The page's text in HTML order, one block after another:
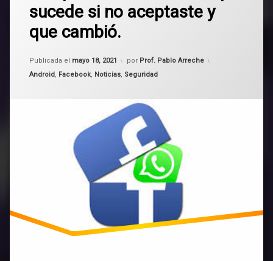
sucede si no aceptaste y
que cambió.
Publicada el mayo 18, 2021
Actualizado el mayo 18, 2021
por Prof. Pablo Arreche
Categorías:
Android, Facebook, Noticias, Seguridad
Telegram
de
Whatsapp
información: